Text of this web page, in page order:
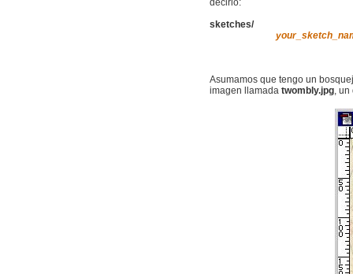
decirlo:
sketches/
Asumamos que tengo un
imagen llamada twombly.jpg, un